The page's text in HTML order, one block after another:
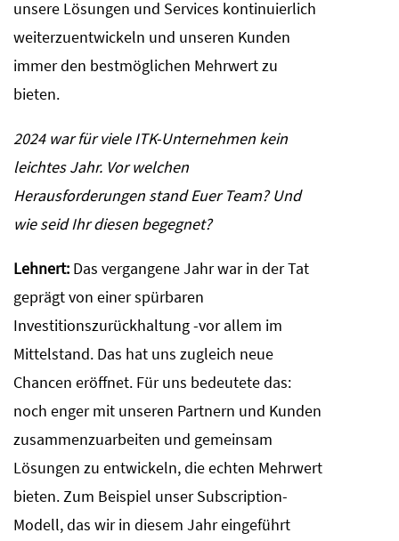
unsere Lösungen und Services kontinuierlich
weiterzuentwickeln und unseren Kunden
immer den bestmöglichen Mehrwert zu
bieten.
2024 war für viele ITK-Unternehmen kein
leichtes Jahr. Vor welchen
Herausforderungen stand Euer Team? Und
wie seid Ihr diesen begegnet?
Lehnert: Das vergangene Jahr war in der Tat
geprägt von einer spürbaren
Investitionszurückhaltung -vor allem im
Mittelstand. Das hat uns zugleich neue
Chancen eröffnet. Für uns bedeutete das:
noch enger mit unseren Partnern und Kunden
zusammenzuarbeiten und gemeinsam
Lösungen zu entwickeln, die echten Mehrwert
bieten. Zum Beispiel unser Subscription-
Modell, das wir in diesem Jahr eingeführt